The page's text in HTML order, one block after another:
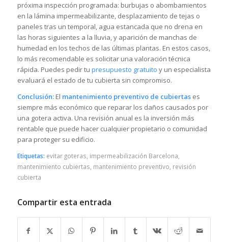
próxima inspección programada: burbujas o abombamientos
en la lámina impermeabilizante, desplazamiento de tejas o
paneles tras un temporal, agua estancada que no drena en
las horas siguientes a la lluvia, y aparición de manchas de
humedad en los techos de las últimas plantas. En estos casos,
lo más recomendable es solicitar una valoración técnica
rápida. Puedes pedir tu presupuesto gratuito y un especialista
evaluará el estado de tu cubierta sin compromiso.
Conclusión:El mantenimiento preventivo de cubiertases
siempre más económico que reparar los daños causados por
una gotera activa. Una revisión anual es la inversión más
rentable que puede hacer cualquier propietario o comunidad
para proteger su edificio.
Etiquetas: evitar goteras impermeabilización Barcelona
mantenimiento cubiertas mantenimiento preventivo revisión
cubierta
Compartir esta entrada